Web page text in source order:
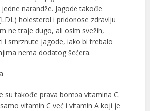
narandže. Jagode takođe
holesterol i pridonose zdravlju
ne traje dugo, ali osim svežih,
i smrznute jagode, iako bi trebalo
nema dodatog šećera.
su takođe prava bomba vitamina C.
vitamin C već i vitamin A koji je